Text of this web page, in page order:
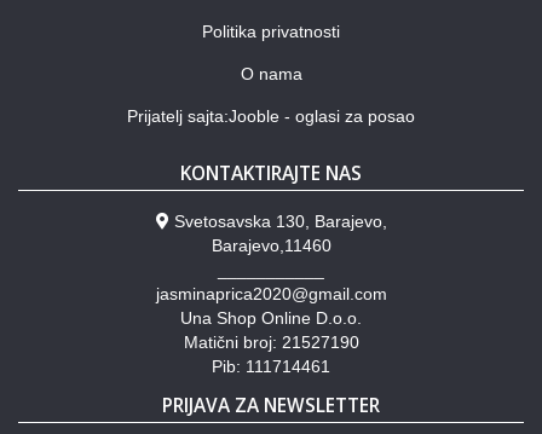
Politika privatnosti
O nama
Prijatelj sajta:Jooble - oglasi za posao
KONTAKTIRAJTE NAS
Svetosavska 130, Barajevo,
Barajevo,11460
jasminaprica2020@gmail.com
Una Shop Online D.o.o.
Matični broj: 21527190
Pib: 111714461
PRIJAVA ZA NEWSLETTER